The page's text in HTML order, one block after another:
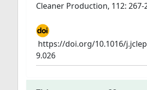
Cleaner Production, 112: 267-
https://doi.org/10.1016/
9.026